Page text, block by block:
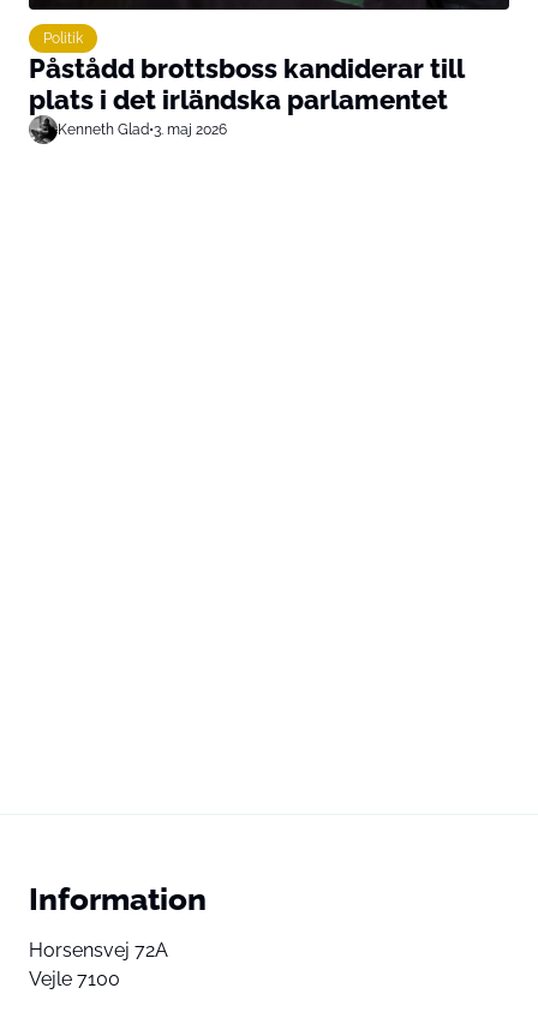
Politik
Påstådd brottsboss kandiderar till
plats i det irländska parlamentet
Kenneth Glad•3. maj 2026
Information
Horsensvej 72A
Vejle 7100